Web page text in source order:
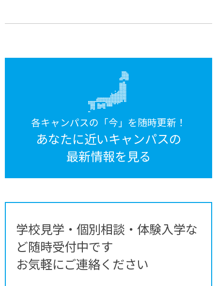
各キャンパスの「今」を随時更新！
あなたに近いキャンパスの
最新情報を見る
学校見学・個別相談・体験入学な
ど随時受付中です
お気軽にご連絡ください